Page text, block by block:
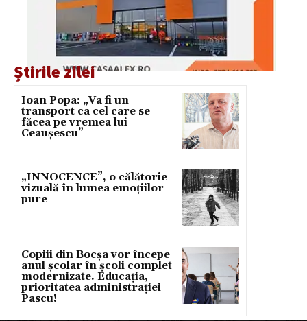
Știrile zilei
Ioan Popa: „Va fi un
transport ca cel care se
făcea pe vremea lui
Ceaușescu”
„INNOCENCE”, o călătorie
vizuală în lumea emoțiilor
pure
Copiii din Bocșa vor începe
anul școlar în școli complet
modernizate. Educația,
prioritatea administrației
Pascu!